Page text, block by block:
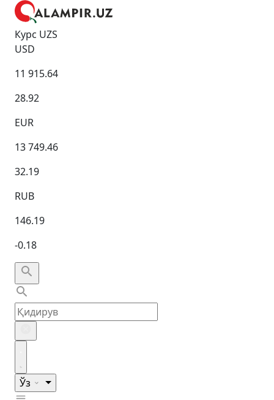
Курс UZS
USD
11 915.64
28.92
EUR
13 749.46
32.19
RUB
146.19
-0.18
Ўз